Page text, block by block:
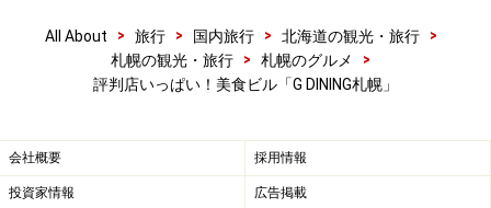
All About > 旅行 > 国内旅行 > 北海道の観光・旅行
>
札幌の観光・旅行
> 札幌のグルメ
>
評判店いっぱい！美食ビル「G DINING札幌」
会社概要 採用情報
投資家情報 広告掲載